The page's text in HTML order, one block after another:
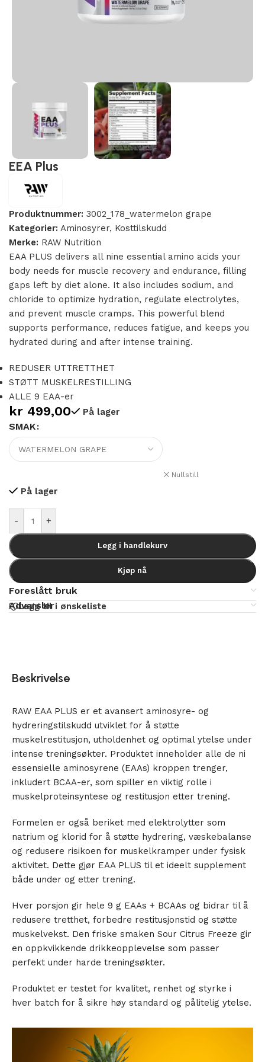
EEA Plus
Produktnummer: 3002_178_watermelon grape
Kategorier: Aminosyrer, Kosttilskudd
Merke: RAW Nutrition
EAA PLUS delivers all nine essential amino acids your
body needs for muscle recovery and endurance, filling
gaps left by diet alone. It also includes sodium, and
chloride to optimize hydration, regulate electrolytes,
and prevent muscle cramps. This powerful blend
supports performance, reduces fatigue, and keeps you
hydrated during and after intense training.
REDUSER UTTRETTHET‎
STØTT MUSKELRESTILLING
ALLE 9 EAA-er
kr 499,00 På lager
SMAK
Nullstill
På lager
- +
Legg i handlekurv
Kjøp nå
Alternative:
Foreslått bruk
Advarsler
Legg til i ønskeliste
Beskrivelse
RAW EAA PLUS er et avansert aminosyre- og
hydreringstilskudd utviklet for å støtte
muskelrestitusjon, utholdenhet og optimal ytelse under
intense treningsøkter. Produktet inneholder alle de ni
essensielle aminosyrene (EAAs) kroppen trenger,
inkludert BCAA-er, som spiller en viktig rolle i
muskelproteinsyntese og restitusjon etter trening.
Formelen er også beriket med elektrolytter som
natrium og klorid for å støtte hydrering, væskebalanse
og redusere risikoen for muskelkramper under fysisk
aktivitet. Dette gjør EAA PLUS til et ideelt supplement
både under og etter trening.
Hver porsjon gir hele 9 g EAAs + BCAAs og bidrar til å
redusere tretthet, forbedre restitusjonstid og støtte
muskelvekst. Den friske smaken Sour Citrus Freeze gir
en oppkvikkende drikkeopplevelse som passer
perfekt under harde treningsøkter.
Produktet er testet for kvalitet, renhet og styrke i
hver batch for å sikre høy standard og pålitelig ytelse.